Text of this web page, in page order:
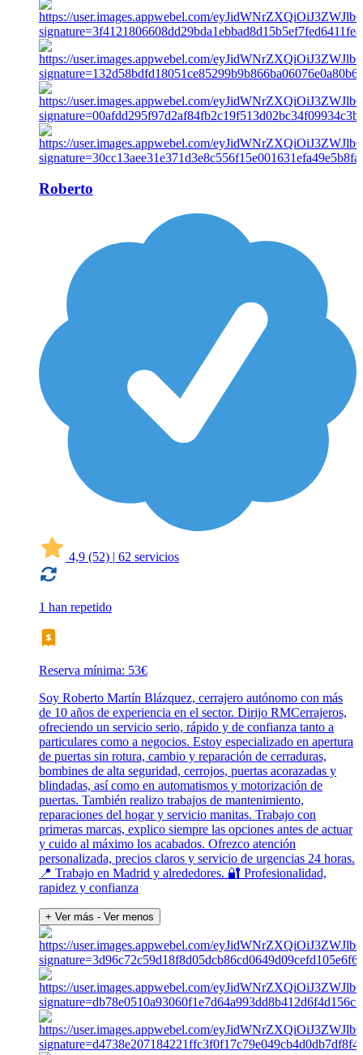
Roberto
4,9 (52) | 62 servicios
1 han repetido
Reserva mínima: 53€
Soy Roberto Martín Blázquez, cerrajero autónomo con más
de 10 años de experiencia en el sector. Dirijo RMCerrajeros,
ofreciendo un servicio serio, rápido y de confianza tanto a
particulares como a negocios. Estoy especializado en apertura
de puertas sin rotura, cambio y reparación de cerraduras,
bombines de alta seguridad, cerrojos, puertas acorazadas y
blindadas, así como en automatismos y motorización de
puertas. También realizo trabajos de mantenimiento,
reparaciones del hogar y servicio manitas. Trabajo con
primeras marcas, explico siempre las opciones antes de actuar
y cuido al máximo los acabados. Ofrezco atención
personalizada, precios claros y servicio de urgencias 24 horas.
📍 Trabajo en Madrid y alrededores. 🔐 Profesionalidad,
rapidez y confianza
+ Ver más - Ver menos